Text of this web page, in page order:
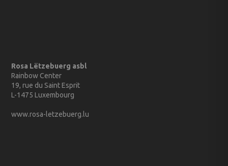
Rosa Lëtzebuerg asbl
Rainbow Center
19, rue du Saint Esprit
L-1475 Luxembourg
www.rosa-letzebuerg.lu